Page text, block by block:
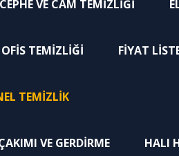
VE CAM TEMIZLIĞI
OFIS TEMIZLIĞI FIYAT
TEMIZLIK
VE GERDIRME HALI